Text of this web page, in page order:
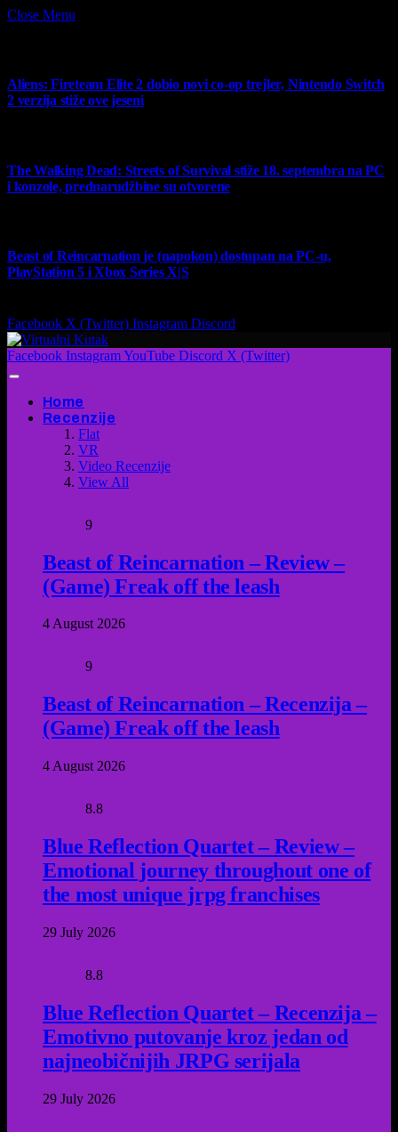
Close Menu
Aliens: Fireteam Elite 2 dobio novi co-op trejler, Nintendo Switch
2 verzija stiže ove jeseni
The Walking Dead: Streets of Survival stiže 18. septembra na PC
i konzole, prednarudžbine su otvorene
Beast of Reincarnation je (napokon) dostupan na PC-u,
PlayStation 5 i Xbox Series X|S
Facebook X (Twitter) Instagram Discord
Facebook InstagramYouTube Discord X (Twitter)
Home
Recenzije
Flat
VR
Video Recenzije
View All
9
Beast of Reincarnation – Review –
(Game) Freak off the leash
4 August 2026
9
Beast of Reincarnation – Recenzija –
(Game) Freak off the leash
4 August 2026
8.8
Blue Reflection Quartet – Review –
Emotional journey throughout one of
the most unique jrpg franchises
29 July 2026
8.8
Blue Reflection Quartet – Recenzija –
Emotivno putovanje kroz jedan od
najneobičnijih JRPG serijala
29 July 2026